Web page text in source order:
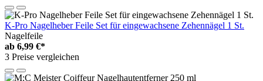
K-Pro Nagelheber Feile Set für eingewachsene Zehennägel 1 St.
Nagelfeile
ab 6,99 €*
3 Preise vergleichen